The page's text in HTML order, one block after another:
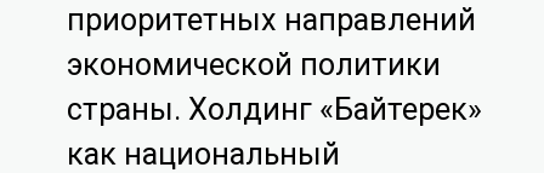
приоритетных направлений
экономической политики
страны. Холдинг «Байтерек»
как национальный